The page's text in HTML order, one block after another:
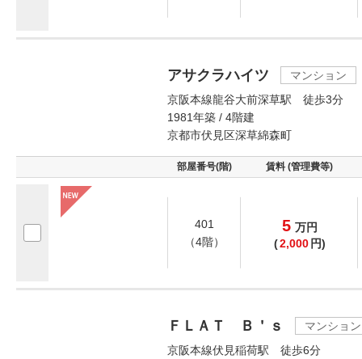
アサクラハイツ
マンション
京阪本線龍谷大前深草駅 徒歩3分
1981年築 / 4階建
京都市伏見区深草綿森町
部屋番号(階) 賃料 (管理費等)
401
（4階）
5 万円
(2,000 円)
ＦＬＡＴ Ｂ＇ｓ
マンション
京阪本線伏見稲荷駅 徒歩6分